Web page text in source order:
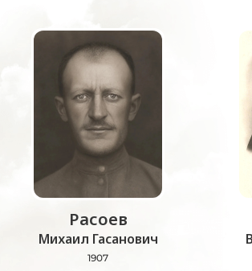
Расоев
Михаил Гасанович
1907